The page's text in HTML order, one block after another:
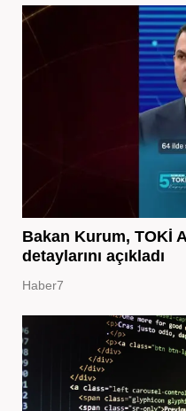
Bakan Kurum, TOKİ
detaylarını açıkladı
Haber7